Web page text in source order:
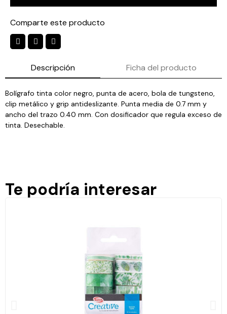
Comparte este producto
Descripción Ficha del producto
Bolígrafo tinta color negro, punta de acero, bola de tungsteno,
clip metálico y grip antideslizante. Punta media de 0.7 mm y
ancho del trazo 0.40 mm. Con dosificador que regula exceso de
tinta. Desechable.
Te podría interesar